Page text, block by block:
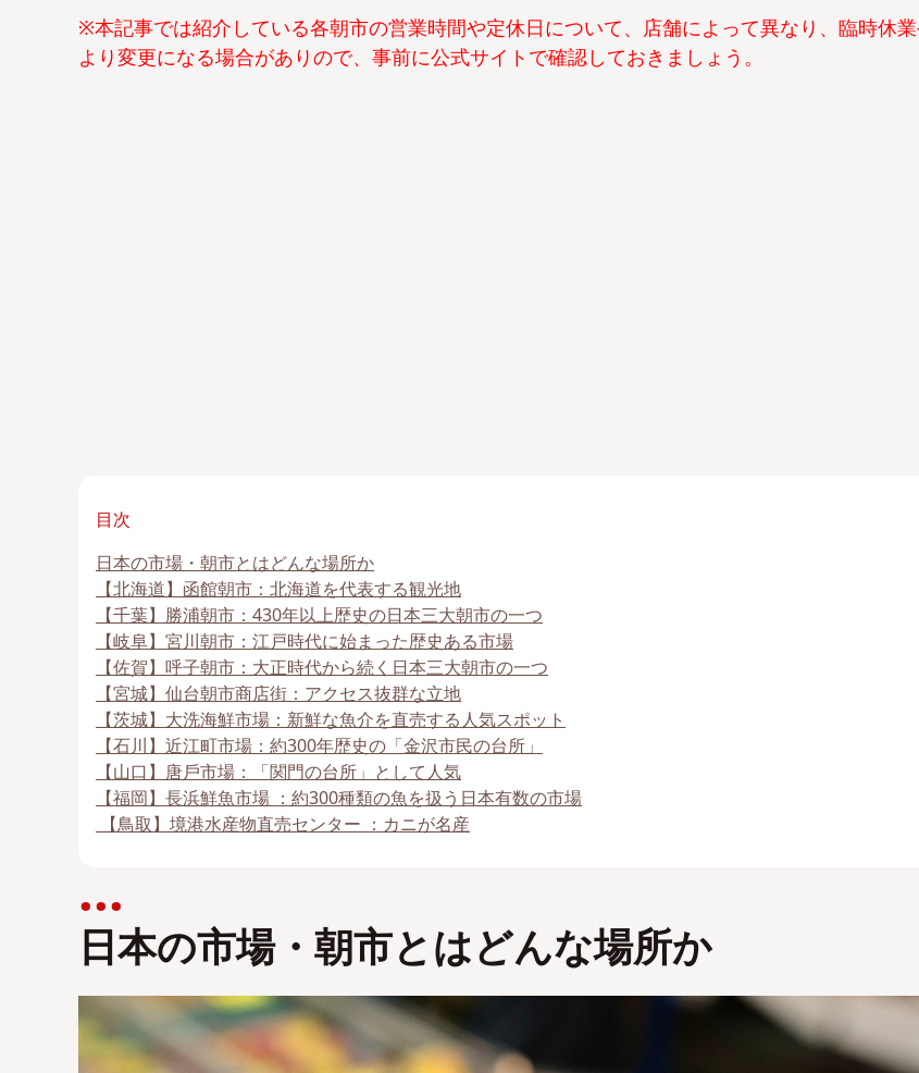
※本記事では紹介している各朝市の営業時間や定休日について、店舗によって異なり、臨時休
より変更になる場合がありので、事前に公式サイトで確認しておきましょう。
目次
⽇本の市場・朝市とはどんな場所か
【北海道】函館朝市：北海道を代表する観光地
【千葉】勝浦朝市：430年以上歴史の日本三大朝市の一つ
【岐阜】宮川朝市：江戸時代に始まった歴史ある市場
【佐賀】呼⼦朝市：大正時代から続く日本三大朝市の一つ
【宮城】仙台朝市商店街：アクセス抜群な立地
【茨城】⼤洗海鮮市場：新鮮な魚介を直売する人気スポット
【石川】近江町市場：約300年歴史の「金沢市民の台所」
【山口】唐⼾市場：「関門の台所」として人気
【福岡】⻑浜鮮⿂市場 ：約300種類の魚を扱う日本有数の市場
【鳥取】境港⽔産物直売センター ：カニが名産
⽇本の市場・朝市とはどんな場所か